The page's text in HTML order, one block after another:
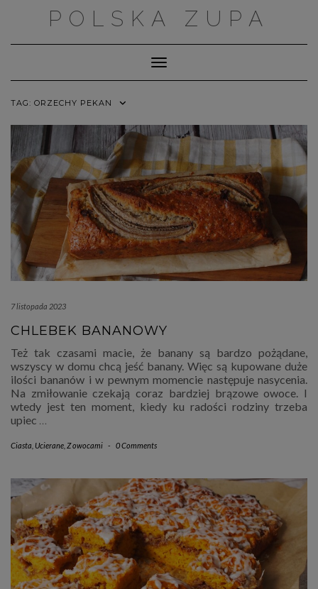
POLSKA ZUPA
Toggle Navigation
TAG: ORZECHY PEKAN
7 listopada 2023
CHLEBEK BANANOWY
Też tak czasami macie, że banany są bardzo pożądane,
wszyscy w domu chcą jeść banany. Więc są kupowane duże
ilości bananów i w pewnym momencie następuje nasycenia.
Na zmiłowanie czekają coraz bardziej brązowe owoce. I
wtedy jest ten moment, kiedy ku radości rodziny trzeba
upiec …
Ciasta Ucierane Z owocami - 0 Comments